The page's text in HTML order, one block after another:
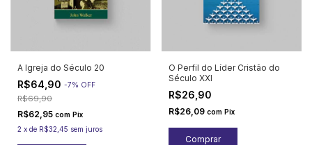
A Igreja do Século 20
R$64,90 -7% OFF
R$69,90
R$62,95 com Pix
2 x de R$32,45 sem juros
O Perfil do Líder Cristão do
Século XXI
R$26,90
R$26,09 com Pix